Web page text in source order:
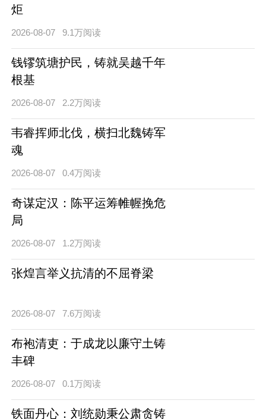
炬
2026-08-07 9.1万阅读
钱镠筑塘护民，铸就吴越千年
根基
2026-08-07 2.2万阅读
韦睿挥师北伐，横扫北魏铸军
魂
2026-08-07 0.4万阅读
奇谋定汉：陈平运筹帷幄挽危
局
2026-08-07 1.2万阅读
张煌言举义抗清的不屈脊梁
2026-08-07 7.6万阅读
布袍清吏：于成龙以廉守土铸
丰碑
2026-08-07 0.1万阅读
铁面丹心：刘统勋秉公肃贪铸